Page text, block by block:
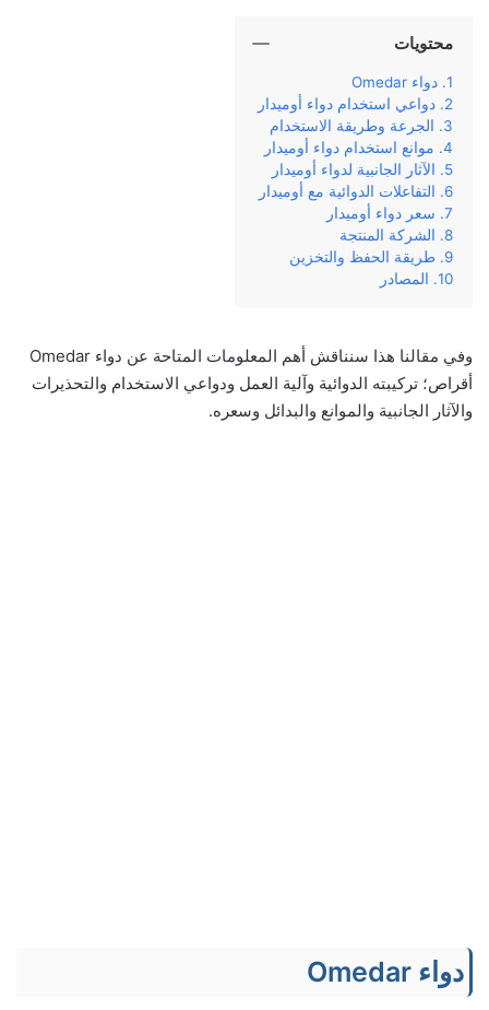
محتويات
دواء Omedar
دواعي استخدام دواء أوميدار
الجرعة وطريقة الاستخدام
موانع استخدام دواء أوميدار
الآثار الجانبية لدواء أوميدار
التفاعلات الدوائية مع أوميدار
سعر دواء أوميدار
الشركة المنتجة
طريقة الحفظ والتخزين
المصادر
وفي مقالنا هذا سنناقش أهم المعلومات المتاحة عن دواء Omedar
أقراص؛ تركيبته الدوائية وآلية العمل ودواعي الاستخدام والتحذيرات
والآثار الجانبية والموانع والبدائل وسعره.
دواء Omedar